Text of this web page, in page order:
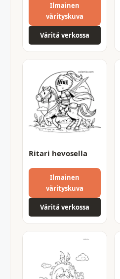
Ilmainen
värityskuva
Väritä verkossa
Ritari hevosella
Ilmainen
värityskuva
Väritä verkossa